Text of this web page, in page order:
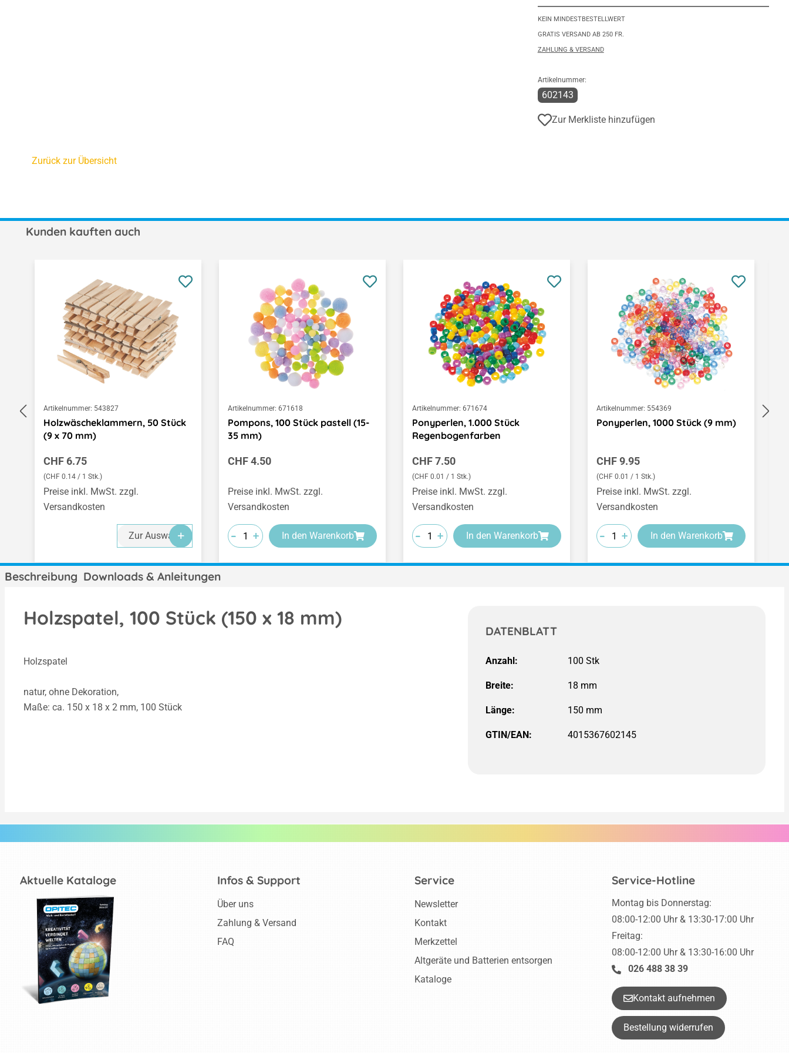
KEIN MINDESTBESTELLWERT
GRATIS VERSAND AB 250 FR.
ZAHLUNG & VERSAND
Artikelnummer:
602143
Zur Merkliste hinzufügen
Zurück zur Übersicht
Kunden kauften auch
Artikelnummer: 543827
Holzwäscheklammern, 50 Stück
(9 x 70 mm)
Regulärer Preis:
CHF 6.75
(CHF 0.14 / 1 Stk.)
Preise inkl. MwSt. zzgl.
Versandkosten
Zur Auswahl
Artikelnummer: 671618
Pompons, 100 Stück pastell (15-
35 mm)
Regulärer Preis:
CHF 4.50
Preise inkl. MwSt. zzgl.
Versandkosten
-
-
- +
+
+ In den Warenkorb
Artikelnummer: 671674
Ponyperlen, 1.000 Stück
Regenbogenfarben
Regulärer Preis:
CHF 7.50
(CHF 0.01 / 1 Stk.)
Preise inkl. MwSt. zzgl.
Versandkosten
-
-
- +
+
+ In den Warenkorb
Artikelnummer: 554369
Ponyperlen, 1000 Stück (9 mm)
Regulärer Preis:
CHF 9.95
(CHF 0.01 / 1 Stk.)
Preise inkl. MwSt. zzgl.
Versandkosten
-
-
- +
+
+ In den Warenkorb
Beschreibung Downloads & Anleitungen
Holzspatel, 100 Stück (150 x 18 mm)
Holzspatel
natur, ohne Dekoration,
Maße: ca. 150 x 18 x 2 mm, 100 Stück
DATENBLATT
Anzahl:
Breite:
Länge:
GTIN/EAN: 4015367602145
Aktuelle Kataloge Service-Hotline
Montag bis Donnerstag:
08:00-12:00 Uhr & 13:30-17:00 Uhr
Freitag:
08:00-12:00 Uhr & 13:30-16:00 Uhr
026 488 38 39
Kontakt aufnehmen
Bestellung widerrufen
Infos & Support
Über uns
Zahlung & Versand
FAQ
Service
Newsletter
Kontakt
Merkzettel
Altgeräte und Batterien entsorgen
Kataloge